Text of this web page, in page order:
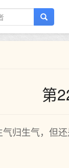
第
归生气，但